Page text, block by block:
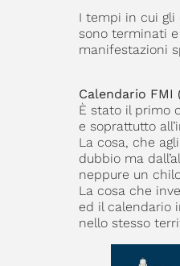
I tempi in cui gli
sono terminati
manifestazioni
Calendario
È stato il primo
e soprattutto
La cosa, che
dubbio ma
neppure un
La cosa che
ed il calendario
nello stesso